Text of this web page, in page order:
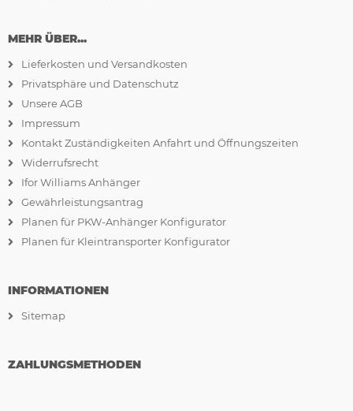
MEHR ÜBER...
Lieferkosten und Versandkosten
Privatsphäre und Datenschutz
Unsere AGB
Impressum
Kontakt Zuständigkeiten Anfahrt und Öffnungszeiten
Widerrufsrecht
Ifor Williams Anhänger
Gewährleistungsantrag
Planen für PKW-Anhänger Konfigurator
Planen für Kleintransporter Konfigurator
INFORMATIONEN
Sitemap
ZAHLUNGSMETHODEN